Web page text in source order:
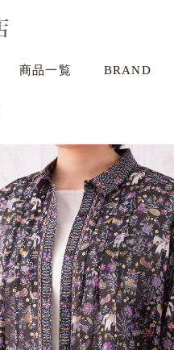
商品一覧 BRAND